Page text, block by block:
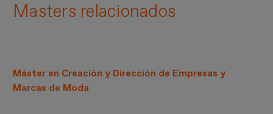
Masters relacionados
Máster en Creación y Dirección de Empresas y
Marcas de Moda